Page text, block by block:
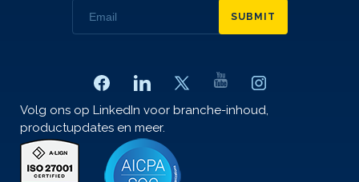
SUBMIT
Volg ons op LinkedIn voor branche-inhoud,
productupdates en meer.